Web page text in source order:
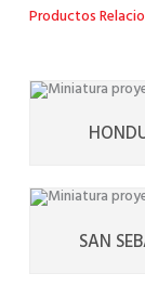
Productos
SAN